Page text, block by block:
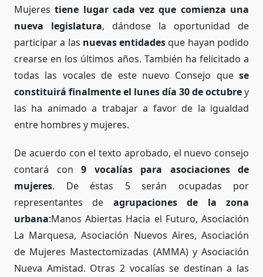
Mujerestiene lugar cada vez que comienza una
nueva legislatura, dándose la oportunidad de
participar a las nuevas entidadesque hayan podido
crearse en los últimos años. También ha felicitado a
todas las vocales de este nuevo Consejo que se
constituirá finalmente el lunes día 30 de octubrey
las ha animado a trabajar a favor de la igualdad
entre hombres y mujeres.
De acuerdo con el texto aprobado, el nuevo consejo
contará con 9 vocalías para asociaciones de
mujeres. De éstas 5 serán ocupadas por
representantes de agrupaciones de la zona
urbana:Manos Abiertas Hacia el Futuro, Asociación
La Marquesa, Asociación Nuevos Aires, Asociación
de Mujeres Mastectomizadas (AMMA) y Asociación
Nueva Amistad. Otras 2 vocalías se destinan a las